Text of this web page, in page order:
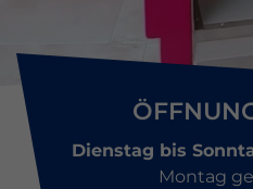
Dienstag bis
Montag